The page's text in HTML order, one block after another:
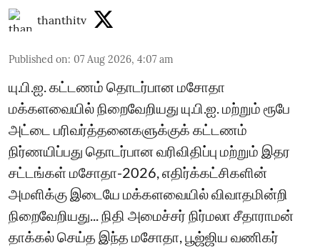
thanthitv
Published on: 07 Aug 2026, 4:07 am
யு.பி.ஐ. கட்டணம் தொடர்பான மசோதா
மக்களவையில் நிறைவேறியது யு.பி.ஐ. மற்றும் ரூபே
அட்டை பரிவர்த்தனைகளுக்குக் கட்டணம்
நிர்ணயிப்பது தொடர்பான வரிவிதிப்பு மற்றும் இதர
சட்டங்கள் மசோதா-2026, எதிர்க்கட்சிகளின்
அமளிக்கு இடையே மக்களவையில் விவாதமின்றி
நிறைவேறியது... நிதி அமைச்சர் நிர்மலா சீதாராமன்
தாக்கல் செய்த இந்த மசோதா, பூஜ்ஜிய வணிகர்